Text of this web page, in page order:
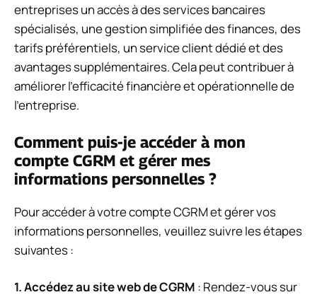
entreprises un accès à des services bancaires
spécialisés, une gestion simplifiée des finances, des
tarifs préférentiels, un service client dédié et des
avantages supplémentaires. Cela peut contribuer à
améliorer l’efficacité financière et opérationnelle de
l’entreprise.
Comment puis-je accéder à mon
compte CGRM et gérer mes
informations personnelles ?
Pour accéder à votre compte CGRM et gérer vos
informations personnelles, veuillez suivre les étapes
suivantes :
1. Accédez au site web de CGRM : Rendez-vous sur